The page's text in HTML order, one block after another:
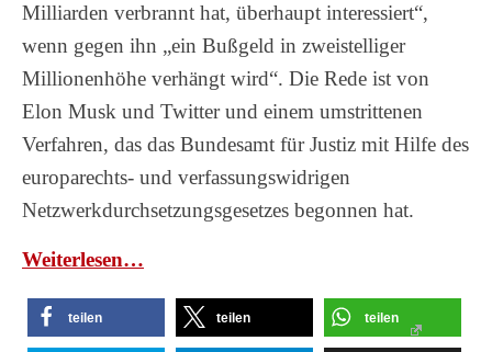
Milliarden verbrannt hat, überhaupt interessiert“,
wenn gegen ihn „ein Bußgeld in zweistelliger
Millionenhöhe verhängt wird“. Die Rede ist von
Elon Musk und Twitter und einem umstrittenen
Verfahren, das das Bundesamt für Justiz mit Hilfe des
europarechts- und verfassungswidrigen
Netzwerkdurchsetzungsgesetzes begonnen hat.
Wei­ter­le­sen…
teilen teilen teilen